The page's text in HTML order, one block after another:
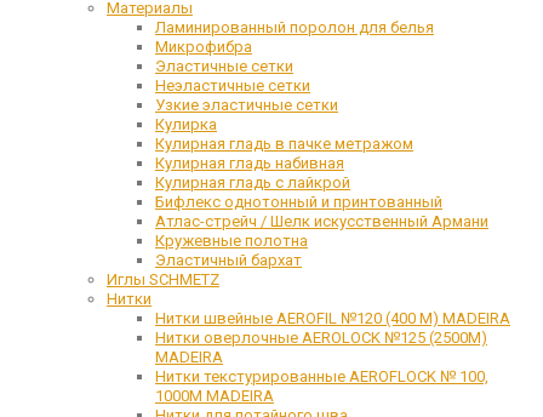
Материалы
Ламинированный поролон для белья
Микрофибра
Эластичные сетки
Неэластичные сетки
Узкие эластичные сетки
Кулирка
Кулирная гладь в пачке метражом
Кулирная гладь набивная
Кулирная гладь с лайкрой
Бифлекс однотонный и принтованный
Атлас-стрейч / Шелк искусственный Армани
Кружевные полотна
Эластичный бархат
Иглы SCHMETZ
Нитки
Нитки швейные AEROFIL №120 (400 М) MADEIRA
Нитки оверлочные AEROLOCK №125 (2500М)
MADEIRA
Нитки текстурированные AEROFLOCK № 100,
1000М MADEIRA